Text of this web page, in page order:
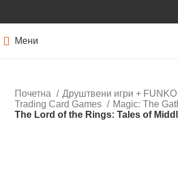
Мени
Почетна
Друштвени игри +
Trading Card Games
Magic: Тhe
The Lord of the Rings: Tales of